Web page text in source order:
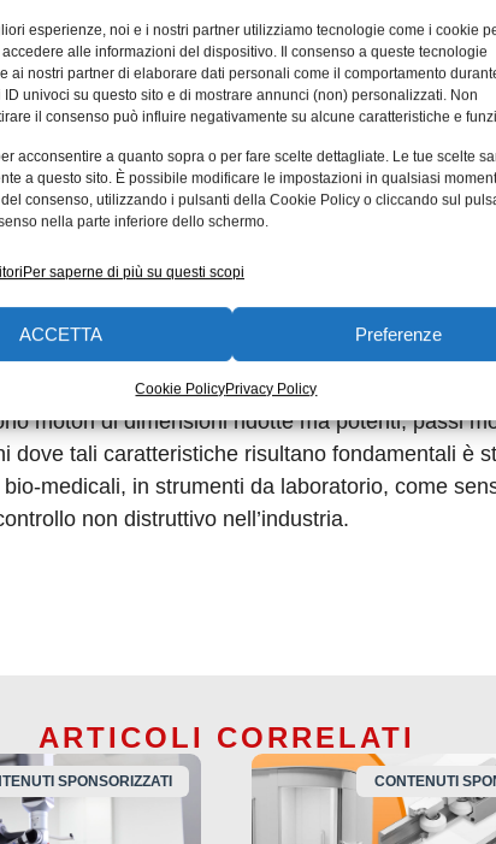
esperienze, noi e i nostri partner utilizziamo tecnologie come i cookie
alle informazioni del dispositivo. Il consenso a queste tecnologie
ai nostri partner di elaborare dati personali come il comportamento
univoci su questo sito e di mostrare annunci (non) personalizzati. Non
il consenso può influire negativamente su alcune caratteristiche e
acconsentire a quanto sopra o per fare scelte dettagliate. Le tue scelte
a questo sito. È possibile modificare le impostazioni in qualsiasi
consenso, utilizzando i pulsanti della Cookie Policy o cliccando sul
nella parte inferiore dello schermo.
Per saperne di più su questi scopi
ACCETTA Preferenze
Cookie PolicyPrivacy Policy
generare una differenza di potenziale quando
e si verifica su scale dell’ordine dei
di questo motore la scelta è ricaduta su un
resistenza, un’elevata efficienza di
ingranaggi o trasmissioni meccaniche ma,
elettriche sulla propria superficie se sottoposto a
in ceramica permette dunque di variarne la
per ottenere movimenti sincronizzati e permettono
circa dieci mila passi al secondo, il motore
Il motore può essere controllato da
e non si avvale di ingranaggi, viti o cuscinetti.
il motore piezoceramico permette
motori di dimensioni ridotte ma potenti, passi
dove tali caratteristiche risultano fondamentali è
medicali, in strumenti da laboratorio, come
non distruttivo nell’industria.
ARTICOLI CORRELATI
SPONSORIZZATI CONTENUTI